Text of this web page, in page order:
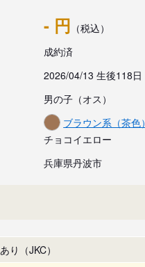
- 円 （税込）
成約済
2026/04/13 生後118日
男の子（オス）
ブラウン系（茶色）
チョコイエロー
兵庫県丹波市
あり（JKC）